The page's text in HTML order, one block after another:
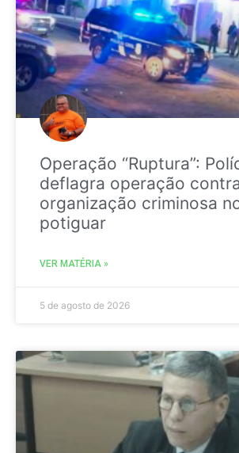
Operação “Ruptura”:
deflagra operação
organização criminosa
potiguar
VER MATÉRIA »
5 de agosto de 2026